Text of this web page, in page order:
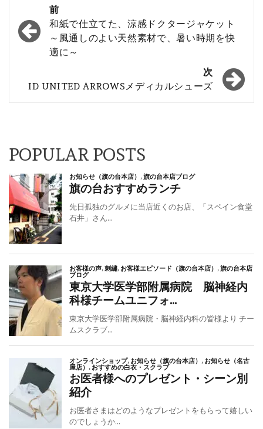
稿
ナ
ゲ
ョ
ン
前
和紙で仕立てた、涼感ドクタージャケット
～風通しのよい天然素材で、暑い時期を快
適に～
次
ID UNITED ARROWSメディカルシューズ
POPULAR POSTS